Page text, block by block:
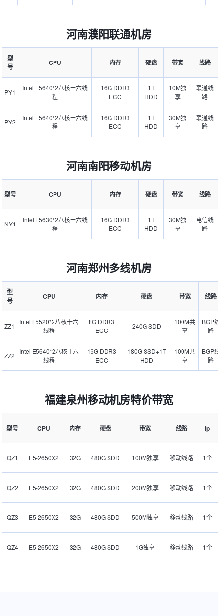
河南濮阳联通机房
型
号
CPU 内存 硬盘 带宽 线路
PY1
Intel E5640*2八核十六线
程
16G DDR3
ECC
1T
HDD
10M独
享
联通线
路
PY2
Intel E5640*2八核十六线
程
16G DDR3
ECC
1T
HDD
30M独
享
联通线
路
河南南阳移动机房
型号 CPU 内存 硬盘 带宽 线路
NY1
Intel L5630*2八核十六线
程
16G DDR3
ECC
1T
HDD
30M独
享
电信线
路
河南郑州多线机房
型
号
CPU 内存 硬盘 带宽 线路
ZZ1
Intel L5520*2八核十六
线程
8G DDR3
ECC
240G SDD
100M共
享
BGP
路
ZZ2
Intel E5640*2八核十六
线程
16G DDR3
ECC
180G SSD+1T
HDD
100M共
享
BGP
路
福建泉州移动机房特价带宽
型号 CPU 内存 硬盘 带宽 线路 ip
QZ1 E5-2650X2 32G 480G SDD 100M独享 移动线路 1个
QZ2 E5-2650X2 32G 480G SDD 200M独享 移动线路 1个
QZ3 E5-2650X2 32G 480G SDD 500M独享 移动线路 1个
QZ4 E5-2650X2 32G 480G SDD 1G独享 移动线路 1个